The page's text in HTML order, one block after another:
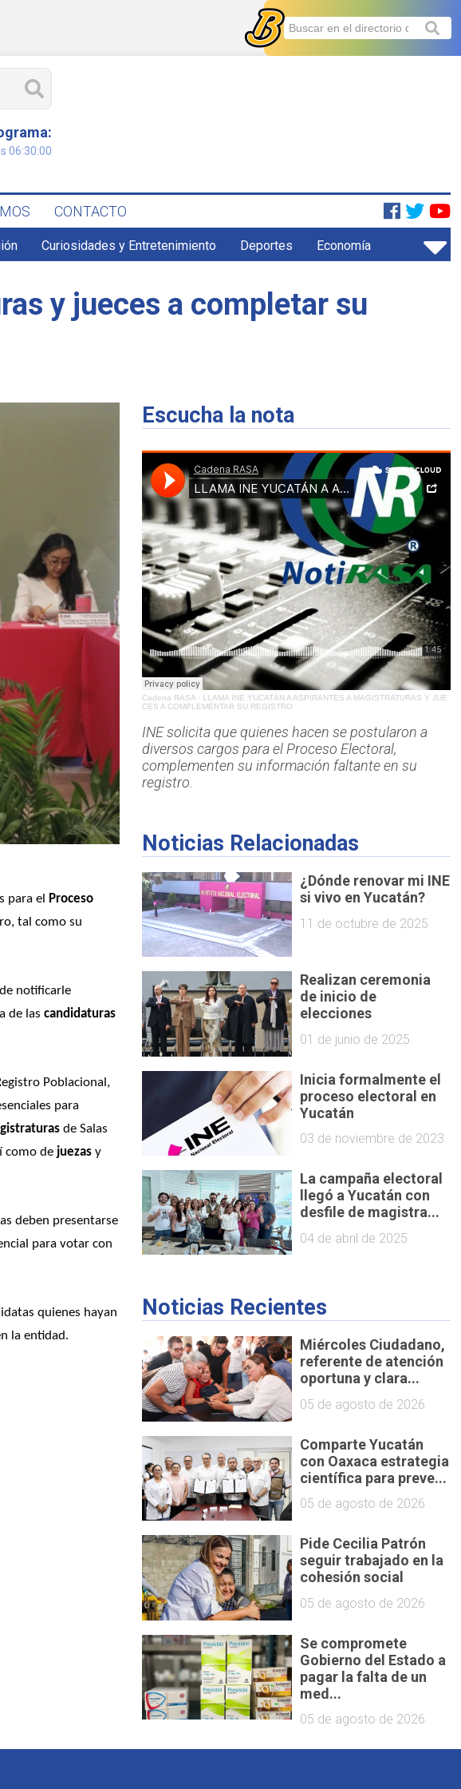
06:30:00
CONTACTO
Curiosidades y Entretenimiento Deportes Economía
y jueces a completar su
para el Proceso
tal como su
notificarle
de las candidaturas
Poblacional,
para
de Salas
como de juezas
deben presentarse
para votar con
quienes hayan
la entidad.
Escucha la nota
Cadena RASA· LLAMA INE YUCATÁN A ASPIRANTES A MAGISTRATURAS Y JUE
CES A COMPLEMENTAR SU REGISTRO
INE solicita que quienes hacen se postularon a
diversos cargos para el Proceso Electoral,
complementen su información faltante en su
registro.
Noticias Relacionadas
¿Dónde renovar mi INE
si vivo en Yucatán?
11 de octubre de 2025
Realizan ceremonia
de inicio de
elecciones
01 de junio de 2025
Inicia formalmente el
proceso electoral en
Yucatán
03 de noviembre de 2023
La campaña electoral
llegó a Yucatán con
desfile de magistra...
04 de abril de 2025
Noticias Recientes
Miércoles Ciudadano,
referente de atención
oportuna y clara...
05 de agosto de 2026
Comparte Yucatán
con Oaxaca estrategia
científica para preve...
05 de agosto de 2026
Pide Cecilia Patrón
seguir trabajado en la
cohesión social
05 de agosto de 2026
Se compromete
Gobierno del Estado a
pagar la falta de un
med...
05 de agosto de 2026